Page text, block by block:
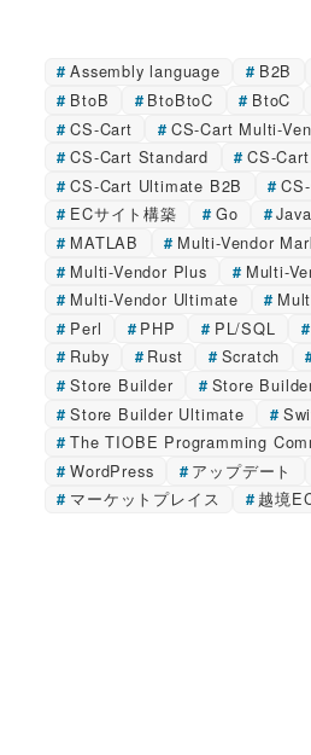
Assembly language B2B
BtoB
BtoBtoC BtoC
CS-Cart
CS-Cart Multi-
CS-Cart Standard
CS-
CS-Cart Ultimate B2B
ECサイト構築
Go Java
MATLAB
Multi-Vendor
Multi-Vendor Plus
Multi-
Multi-Vendor Ultimate
Perl
PHP PL/SQL
Ruby
Rust Scratch
Store Builder
Store
Store Builder Ultimate
The TIOBE Programming
WordPress
アップデート
マーケットプレイス
越境